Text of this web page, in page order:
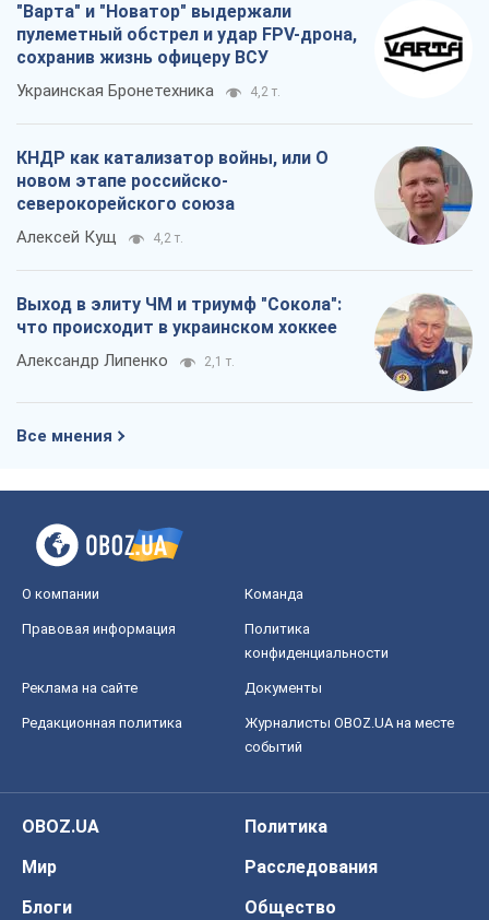
"Варта" и "Новатор" выдержали
пулеметный обстрел и удар FPV-дрона,
сохранив жизнь офицеру ВСУ
Украинская Бронетехника 4,2 т.
КНДР как катализатор войны, или О
новом этапе российско-
северокорейского союза
Алексей Кущ 4,2 т.
Выход в элиту ЧМ и триумф "Сокола":
что происходит в украинском хоккее
Александр Липенко 2,1 т.
Все мнения
О компании Команда
Правовая информация
Политика
конфиденциальности
Реклама на сайте Документы
Редакционная политика
Журналисты OBOZ.UA на месте
событий
OBOZ.UA
Политика
Мир
Расследования
Блоги
Общество